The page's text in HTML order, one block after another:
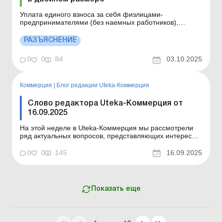
Уплата единого взноса за себя физлицами-
предпринимателями (без наемных работников),
подакцизных товаров, осуществляется с 1 октября
2025 года без изменений – в пределах от
минимального страхового взноса до страхового взноса,
исчисленного с максимал...
РАЗЪЯСНЕНИЕ
0 0 84 03.10.2025
Коммерция | Блог редакции Uteka-Коммерция
Слово редактора Uteka-Коммерция от
16.09.2025
На этой неделе в Uteka-Коммерция мы рассмотрели
ряд актуальных вопросов, представляющих интерес
ознакомлю вас с содержанием публикаций. Уважаемые
0 0 145 16.09.2025
Показать еще